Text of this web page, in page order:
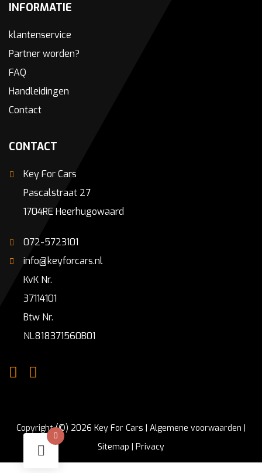
INFORMATIE
klantenservice
Partner worden?
FAQ
Handleidingen
Contact
CONTACT
Key For Cars
Pascalstraat 27
1704RE Heerhugowaard
072-5723101
info@keyforcars.nl
KvK Nr.
37114101
Btw Nr.
NL818371560B01
Copyright (©) 2026 Key For Cars | Algemene voorwaarden
Sitemap
Privacy
0